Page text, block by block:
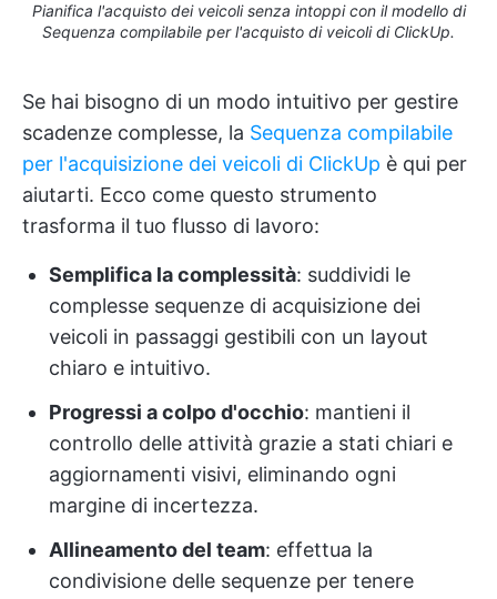
Pianifica l'acquisto dei veicoli senza intoppi con il modello di
Sequenza compilabile per l'acquisto di veicoli di ClickUp.
Se hai bisogno di un modo intuitivo per gestire
scadenze complesse, la Sequenza compilabile
per l'acquisizione dei veicoli di ClickUp è qui per
aiutarti. Ecco come questo strumento
trasforma il tuo flusso di lavoro:
Semplifica la complessità: suddividi le
complesse sequenze di acquisizione dei
veicoli in passaggi gestibili con un layout
chiaro e intuitivo.
Progressi a colpo d'occhio: mantieni il
controllo delle attività grazie a stati chiari e
aggiornamenti visivi, eliminando ogni
margine di incertezza.
Allineamento del team: effettua la
condivisione delle sequenze per tenere